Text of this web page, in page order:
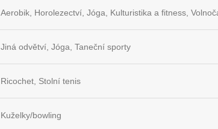
Aerobik, Horolezectví, Jóga, Kulturistika a fitness,
Jiná odvětví, Jóga, Taneční sporty
Ricochet, Stolní tenis
Kuželky/bowling